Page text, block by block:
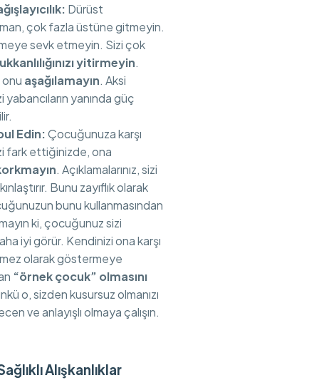
Dürüst
çok fazla üstüne gitmeyin.
sevk etmeyin. Sizi çok
yitirmeyin.
onu aşağılamayın. Aksi
yanında güç
Edin:Çocuğunuza karşı
fark ettiğinizde, ona
. Açıklamalarınız, sizi
Bunu zayıflık olarak
bunu kullanmasından
ki, çocuğunuz sizi
iyi görür. Kendinizi ona karşı
olarak göstermeye
“örnek çocuk” olmasını
o, sizden kusursuz olmanızı
ve anlayışlı olmaya çalışın.
Alışkanlıklar